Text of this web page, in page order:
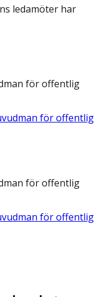
ledamöter har
för offentlig
för offentlig
för offentlig
för offentlig